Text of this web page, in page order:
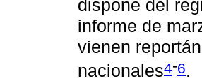
dispone del
informe de
vienen
nacionales4-6.